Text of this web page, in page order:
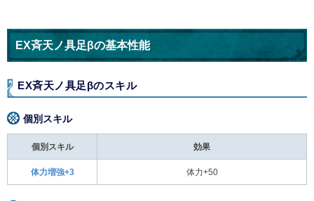
EX斉天ノ具足βの基本性能
EX斉天ノ具足βのスキル
個別スキル
個別スキル 効果
体力増強+3 体力+50